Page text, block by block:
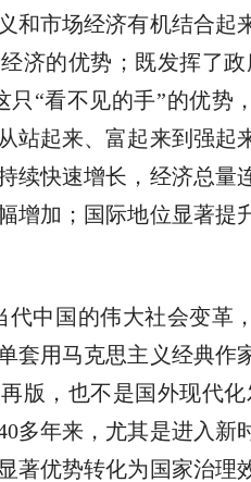
和市场经济有机结合起
济的优势；既发挥了
只“看不见的手”的优势
站起来、富起来到强起
续快速增长，经济总量
增加；国际地位显著提
代中国的伟大社会变革
套用马克思主义经典作
版，也不是国外现代
多年来，尤其是进入新
著优势转化为国家治理